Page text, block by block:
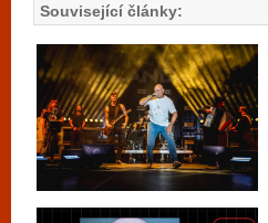
Související články: